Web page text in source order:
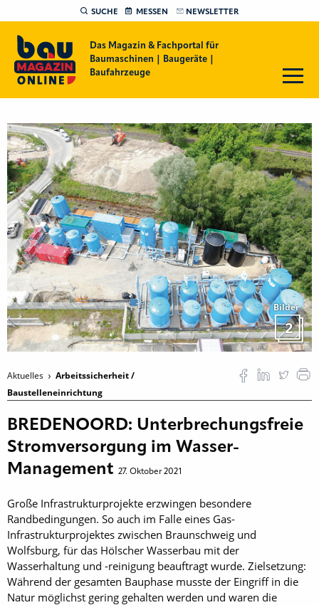
SUCHE MESSEN NEWSLETTER
Das Magazin & Fachportal für
Baumaschinen | Baugeräte |
Baufahrzeuge
Bilder
2
Aktuelles
Arbeitssicherheit /
Baustelleneinrichtung
BREDENOORD: Unterbrechungsfreie
Stromversorgung im Wasser-
Management 27. Oktober 2021
Große Infrastrukturprojekte erzwingen besondere
Randbedingungen. So auch im Falle eines Gas-
Infrastrukturprojektes zwischen Braunschweig und
Wolfsburg, für das Hölscher Wasserbau mit der
Wasserhaltung und -reinigung beauftragt wurde. Zielsetzung:
Während der gesamten Bauphase musste der Eingriff in die
Natur möglichst gering gehalten werden und waren die